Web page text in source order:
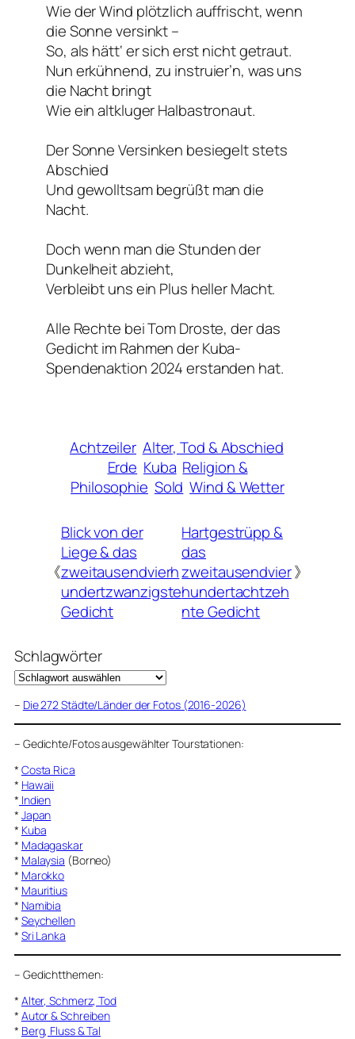
Wie der Wind plötzlich auffrischt, wenn
die Sonne versinkt –
So, als hätt‘ er sich erst nicht getraut.
Nun erkühnend, zu instruier’n, was uns
die Nacht bringt
Wie ein altkluger Halbastronaut.
Der Sonne Versinken besiegelt stets
Abschied
Und gewolltsam begrüßt man die
Nacht.
Doch wenn man die Stunden der
Dunkelheit abzieht,
Verbleibt uns ein Plus heller Macht.
Alle Rechte bei Tom Droste, der das
Gedicht im Rahmen der Kuba-
Spendenaktion 2024 erstanden hat.
Achtzeiler Alter, Tod & Abschied
Erde Kuba Religion &
Philosophie Sold Wind & Wetter
《
Blick von der
Liege & das
zweitausendvierh
undertzwanzigste
Gedicht
Hartgestrüpp &
das
zweitausendvier
hundertachtzeh
nte Gedicht
》
Schlagwörter
– Die 272 Städte/Länder der Fotos (2016-2026)
– Gedichte/Fotos ausgewählter Tourstationen:
* Costa Rica
* Hawaii
* Indien
* Japan
* Kuba
* Madagaskar
* Malaysia (Borneo)
* Marokko
* Mauritius
* Namibia
* Seychellen
* Sri Lanka
– Gedichtthemen:
* Alter, Schmerz, Tod
* Autor & Schreiben
* Berg, Fluss & Tal